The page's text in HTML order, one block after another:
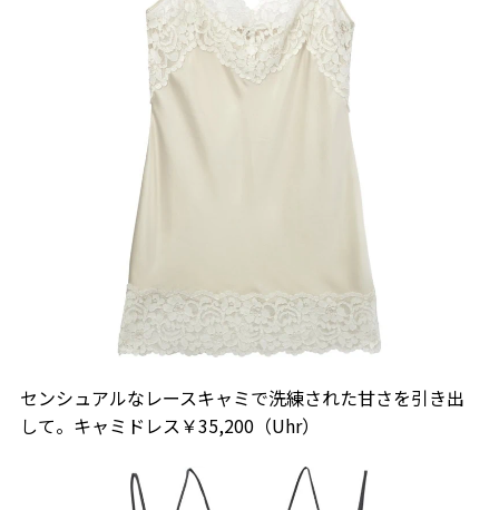
センシュアルなレースキャミで洗練された甘さを引き出
して。キャミドレス￥35,200（Uhr）